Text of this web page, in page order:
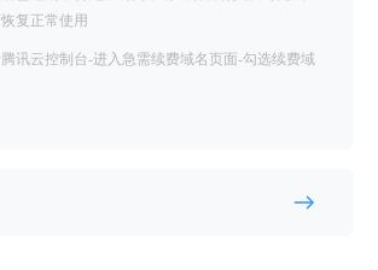
复正常使用
讯云控制台-进入急需续费域名页面-勾选续费域